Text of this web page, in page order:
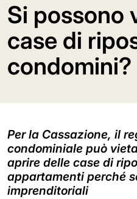
Si possono
case di
condomini?
Per la Cassazione, il
condominiale può
aprire delle case di
appartamenti perché
imprenditoriali